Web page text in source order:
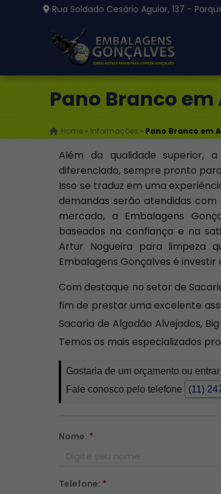
Rua Soldado Cesário Aguiar, 137 -
Pano Branco
Home » Informações » Pano Branco em
Além da qualidade superior,
diferenciado, sempre pronto
Isso se traduz em uma
demandas serão atendidas
mercado, a Embalagens
baseados na confiança e na
Artur Nogueira para limpeza
Embalagens Gonçalves é
Com destaque no setor de
fim de prestar uma excelente
Sacaria de Algodão Alvejados,
Temos os mais especializados
Gostaria de um orçamento ou
Fale conosco pelo telefone
(11)
Nome: *
Telefone: *